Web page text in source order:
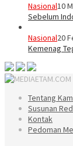
Nasional10
Sebelum
Nasional20
Kemenag
Tentang
Susunan
Kontak
Pedoman